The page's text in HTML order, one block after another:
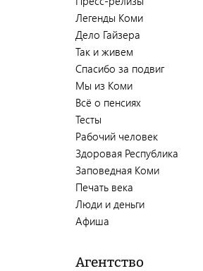
Легенды Коми
Дело Гайзера
Так и живем
Спасибо за подвиг
Мы из Коми
Всё о пенсиях
Тесты
Рабочий человек
Здоровая Республика
Заповедная Коми
Печать века
Люди и деньги
Афиша
Агентство